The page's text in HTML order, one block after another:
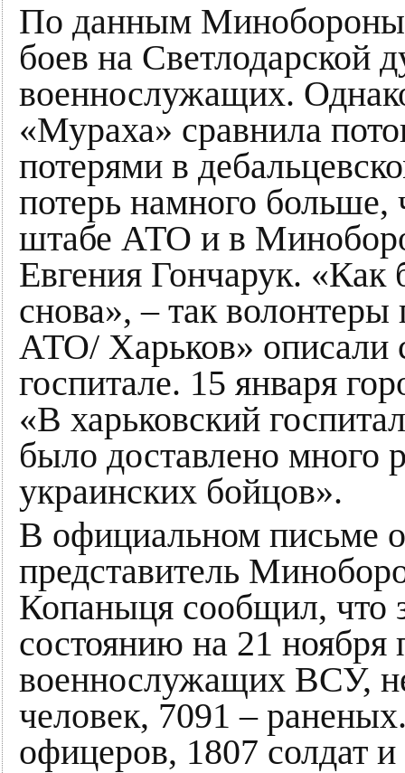
По данным Минобороны,
боев на Светлодарской
военнослужащих.
«Мураха» сравнила
потерями в
потерь намного
штабе АТО и в
Евгения Гончарук. «Как
снова», – так
АТО/ Харьков» описали
госпитале. 15 января
«В харьковский
было доставлено много
украинских бойцов».
В официальном письме
представитель
Копаныця сообщил, что
состоянию на 21 ноября
военнослужащих ВСУ,
человек, 7091 –
офицеров, 1807 солдат